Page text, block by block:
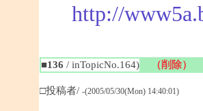
http://
■136 / inTopicNo.164) （削除）
□投稿者/ -(2005/05/30(Mon) 14:40:01)